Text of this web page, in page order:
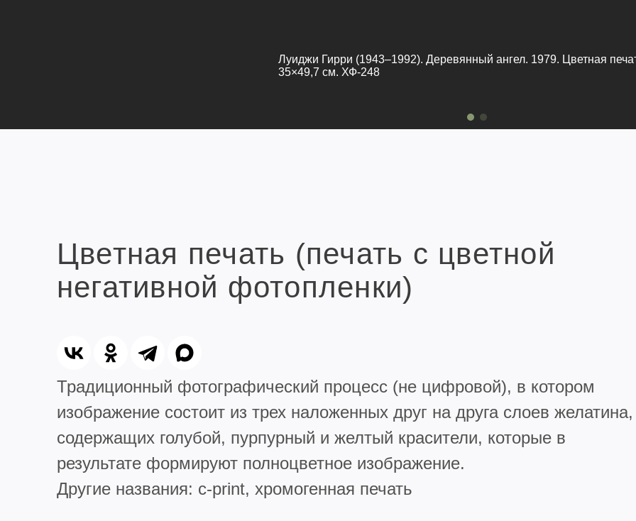
Луиджи Гирри (1943–1992). Деревянный ангел. 1979. Цветная
35×49,7 см. ХФ-248
Цветная печать (печать с цветной
негативной фотопленки)
Традиционный фотографический процесс (не цифровой), в котором
изображение состоит из трех наложенных друг на друга слоев желатина,
содержащих голубой, пурпурный и желтый красители, которые в
результате формируют полноцветное изображение.
Другие названия: c-print, хромогенная печать